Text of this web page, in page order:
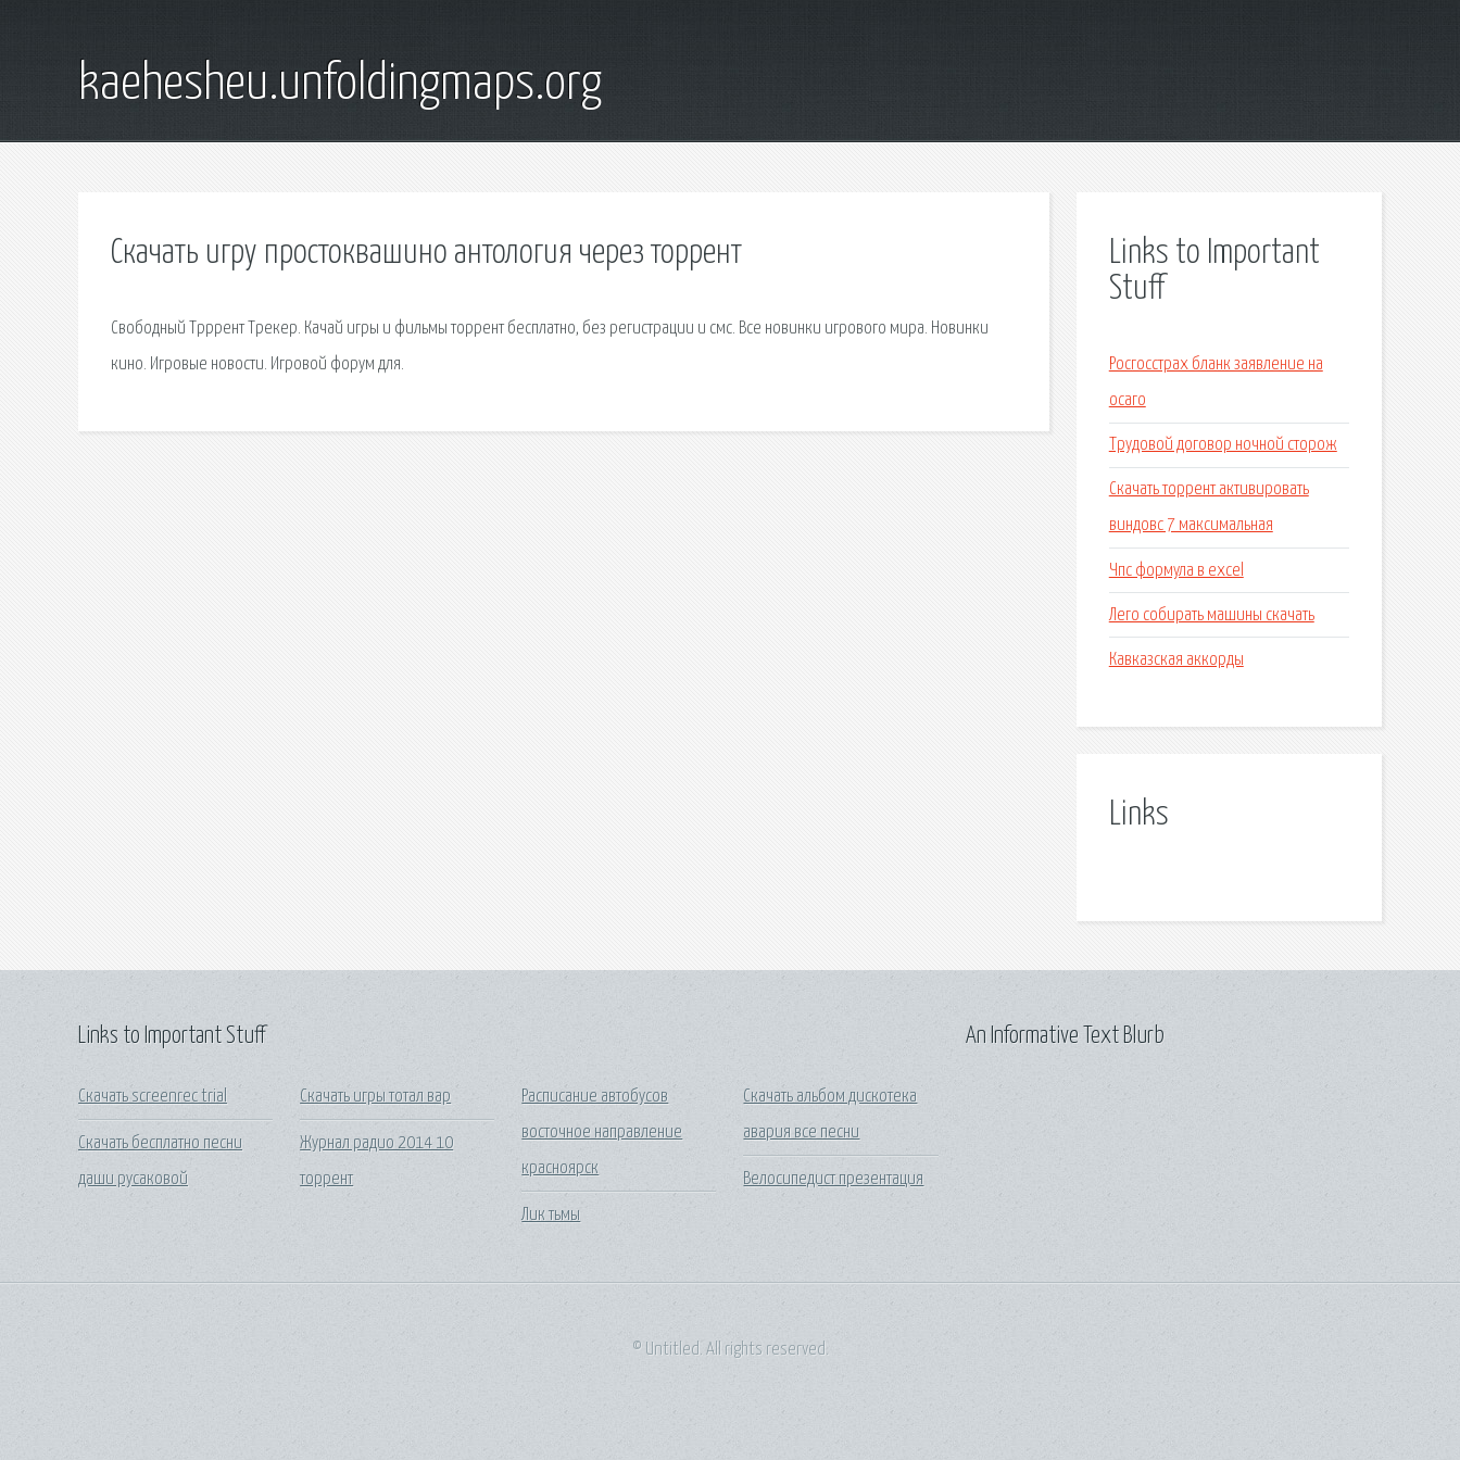
kaehesheu.unfoldingmaps.org
Скачать игру простоквашино антология через торрент
Свободный Трррент Трекер. Качай игры и фильмы торрент бесплатно, без регистрации и смс. Все новинки игрового мира. Новинки
кино. Игровые новости. Игровой форум для.
Links to Important
Stuff
Росгосстрах бланк заявление на
осаго
Трудовой договор ночной сторож
Скачать торрент активировать
виндовс 7 максимальная
Чпс формула в excel
Лего собирать машины скачать
Кавказская аккорды
Links
Links to Important Stuff
Скачать screenrec trial
Скачать бесплатно песни
даши русаковой
Скачать игры тотал вар
Журнал радио 2014 10
торрент
Расписание автобусов
восточное направление
красноярск
Лик тьмы
Скачать альбом дискотека
авария все песни
Велосипедист презентация
An Informative Text Blurb
© Untitled. All rights reserved.